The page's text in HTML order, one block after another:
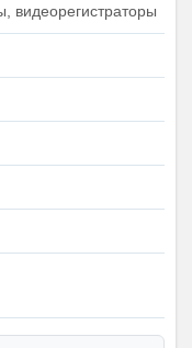
видеорегистраторы